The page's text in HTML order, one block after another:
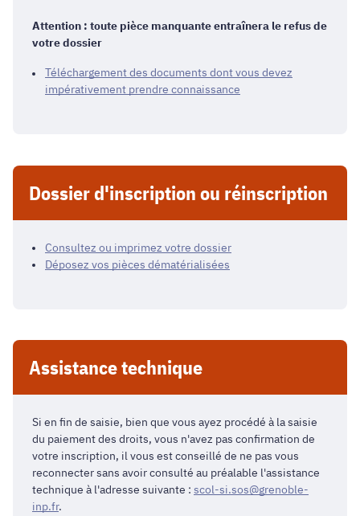
Attention : toute pièce manquante entraînera le refus de
votre dossier
Téléchargement des documents dont vous devez
impérativement prendre connaissance
Dossier d'inscription ou réinscription
Consultez ou imprimez votre dossier
Déposez vos pièces dématérialisées
Assistance technique
Si en fin de saisie, bien que vous ayez procédé à la saisie
du paiement des droits, vous n'avez pas confirmation de
votre inscription, il vous est conseillé de ne pas vous
reconnecter sans avoir consulté au préalable l'assistance
technique à l'adresse suivante : scol-si.sos@grenoble-
inp.fr.